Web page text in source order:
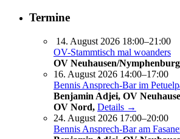
Termine
14. August 2026 18:00–21:00
OV-Stammtisch mal woanders
OV Neuhausen/Nymphenburg
16. August 2026 14:00–17:00
Bennis Ansprech-Bar im
Benjamin Adjei, OV
OV Nord, Details →
24. August 2026 17:00–20:00
Bennis Ansprech-Bar am